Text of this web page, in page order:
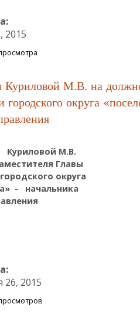
2015
Тигильского Районного Суда
Куриловой М.В. на
округа
Куриловой М.В.
Главы
округа
- начальника
26, 2015
Куриловой М.В. На